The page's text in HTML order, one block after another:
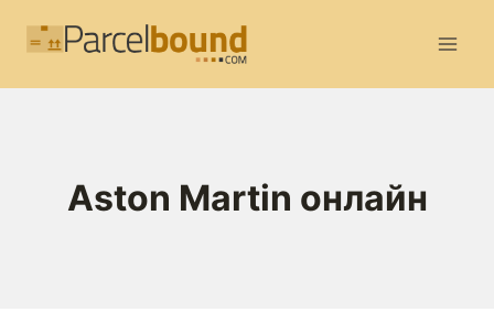
Aston Martin онлайн